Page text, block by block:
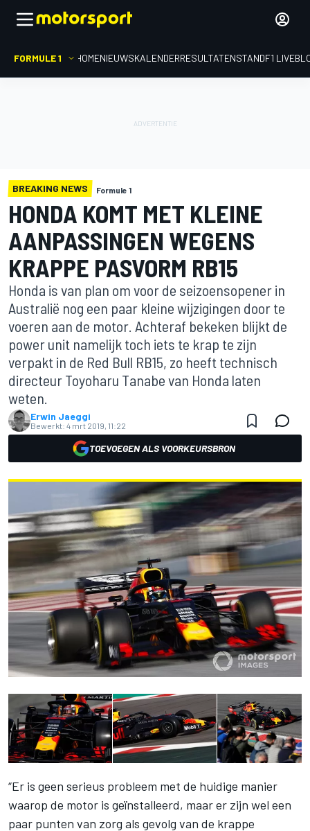
FORMULE 1 HOMENIEUWSKALENDERRESULTATENSTANDF1
BREAKING NEWS Formule 1
HONDA KOMT MET KLEINE
AANPASSINGEN WEGENS
KRAPPE PASVORM RB15
Honda is van plan om voor de seizoensopener in
Australië nog een paar kleine wijzigingen door te
voeren aan de motor. Achteraf bekeken blijkt de
power unit namelijk toch iets te krap te zijn
verpakt in de Red Bull RB15, zo heeft technisch
directeur Toyoharu Tanabe van Honda laten
weten.
Erwin Jaeggi
Bewerkt: 4 mrt 2019, 11:22
TOEVOEGEN ALS VOORKEURSBRON
“Er is geen serieus probleem met de huidige manier
waarop de motor is geïnstalleerd, maar er zijn wel een
paar punten van zorg als gevolg van de krappe